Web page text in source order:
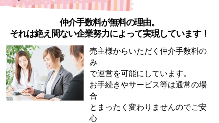
仲介手数料が無料の理由。
それは絶え間ない企業努力によって実現しています！
売主様からいただく仲介手数料の
み
で運営を可能にしています。
お手続きやサービス等は通常の場
合
とまったく変わりませんのでご安
心